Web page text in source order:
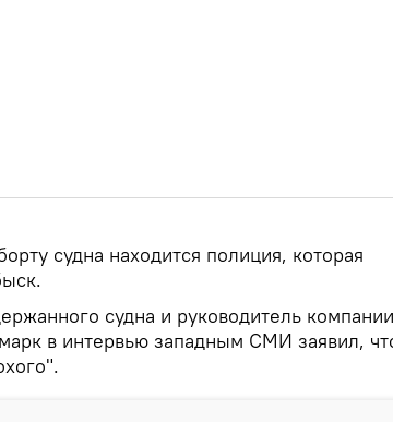
судна находится полиция, которая
судна и руководитель компании
в интервью западным СМИ заявил,